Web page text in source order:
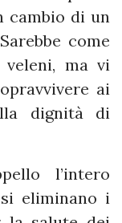
cambio di un
come
ma vi
ai
dignità di
l’intero
eliminano i